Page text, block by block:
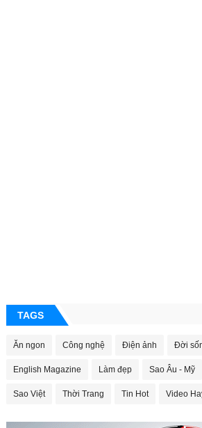
TAGS
Ăn ngon Công nghệ Điện ảnh Đời
English Magazine Làm đẹp Sao Âu - Mỹ
Sao Việt Thời Trang Tin Hot Video